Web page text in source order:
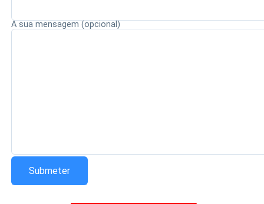
A sua mensagem (opcional)